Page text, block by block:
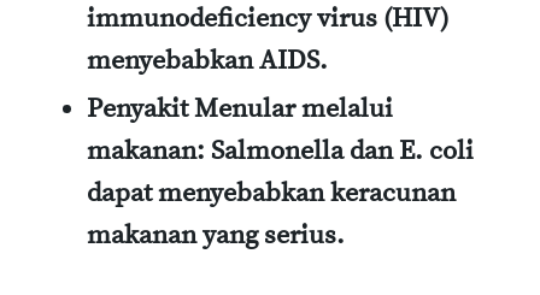
immunodeficiency virus (HIV)
menyebabkan AIDS.
Penyakit Menular melalui
makanan: Salmonella dan E. coli
dapat menyebabkan keracunan
makanan yang serius.